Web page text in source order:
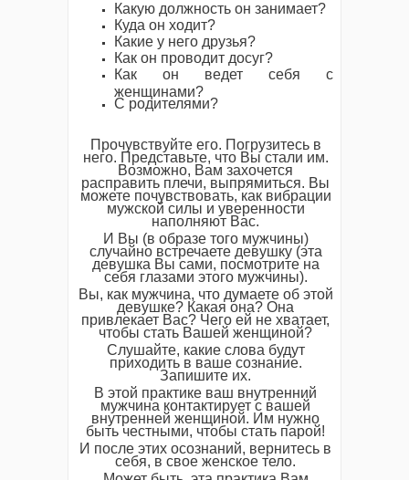
Какую должность он занимает?
Куда он ходит?
Какие у него друзья?
Как он проводит досуг?
Как он ведет себя с
женщинами?
С родителями?
Прочувствуйте его. Погрузитесь в
него. Представьте, что Вы стали им.
Возможно, Вам захочется
расправить плечи, выпрямиться. Вы
можете почувствовать, как вибрации
мужской силы и уверенности
наполняют Вас.
И Вы (в образе того мужчины)
случайно встречаете девушку (эта
девушка Вы сами, посмотрите на
себя глазами этого мужчины).
Вы, как мужчина, что думаете об этой
девушке? Какая она? Она
привлекает Вас? Чего ей не хватает,
чтобы стать Вашей женщиной?
Слушайте, какие слова будут
приходить в ваше сознание.
Запишите их.
В этой практике ваш внутренний
мужчина контактирует с вашей
внутренней женщиной. Им нужно
быть честными, чтобы стать парой!
И после этих осознаний, вернитесь в
себя, в свое женское тело.